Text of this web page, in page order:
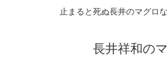
止まると死ぬ長井のマグロ
長井祥和の